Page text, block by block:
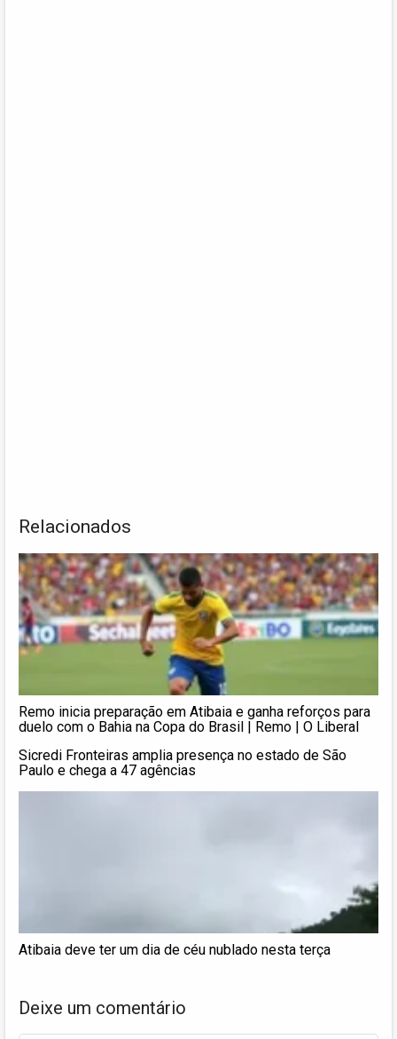
Relacionados
Remo inicia preparação em Atibaia e ganha reforços para
duelo com o Bahia na Copa do Brasil | Remo | O Liberal
Sicredi Fronteiras amplia presença no estado de São
Paulo e chega a 47 agências
Atibaia deve ter um dia de céu nublado nesta terça
Deixe um comentário